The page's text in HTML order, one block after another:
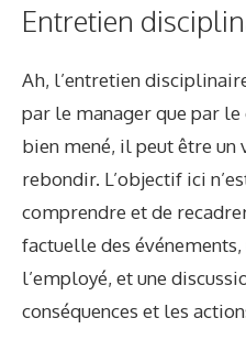
Entretien
Ah, l’entretien
par le manager que par
bien mené, il peut être
rebondir. L’objectif ici
comprendre et de
factuelle des
l’employé, et une
conséquences et les